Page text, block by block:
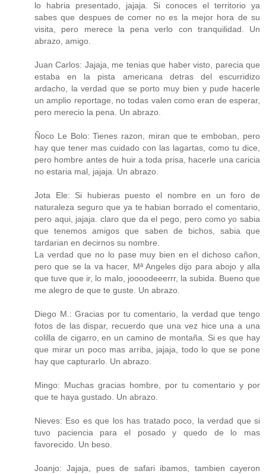
lo habria presentado, jajaja. Si conoces el territorio ya
sabes que despues de comer no es la mejor hora de su
visita, pero merece la pena verlo con tranquilidad. Un
abrazo, amigo.
Juan Carlos: Jajaja, me tenias que haber visto, parecia que
estaba en la pista americana detras del escurridizo
ardacho, la verdad que se porto muy bien y pude hacerle
un amplio reportage, no todas valen como eran de esperar,
pero merecio la pena. Un abrazo.
Ñoco Le Bolo: Tienes razon, miran que te emboban, pero
hay que tener mas cuidado con las lagartas, como tu dice,
pero hombre antes de huir a toda prisa, hacerle una caricia
no estaria mal, jajaja. Un abrazo.
Jota Ele: Si hubieras puesto el nombre en un foro de
naturaleza seguro que ya te habian borrado el comentario,
pero aqui, jajaja. claro que da el pego, pero como yo sabia
que tenemos amigos que saben de bichos, sabia que
tardarian en decirnos su nombre.
La verdad que no lo pase muy bien en el dichoso cañon,
pero que se la va hacer, Mª Angeles dijo para abojo y alla
que tuve que ir, lo malo, joooodeeerrr, la subida. Bueno que
me alegro de que te guste. Un abrazo.
Diego M.: Gracias por tu comentario, la verdad que tengo
fotos de las dispar, recuerdo que una vez hice una a una
colilla de cigarro, en un camino de montaña. Si es que hay
que mirar un poco mas arriba, jajaja, todo lo que se pone
hay que capturarlo. Un abrazo.
Mingo: Muchas gracias hombre, por tu comentario y por
que te haya gustado. Un abrazo.
Nieves: Eso es que los has tratado poco, la verdad que si
tuvo paciencia para el posado y quedo de lo mas
favorecido. Un beso.
Joanjo: Jajaja, pues de safari ibamos, tambien cayeron